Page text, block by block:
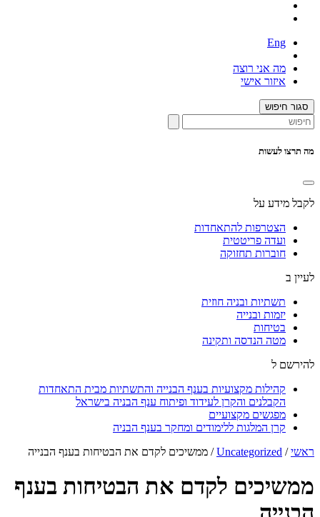
Eng
מה אני רוצה
איזור אישי
סגור חיפוש
מה תרצו לעשות
לקבל מידע על
הצטרפות להתאחדות
ועדה פריטטית
חוברות תחזוקה
לעיין ב
תשתיות ובניה חוזית
יזמות ובנייה
בטיחות
מטה הנדסה ותקינה
להירשם ל
קהילות מקצועיות בענף הבנייה והתשתיות מבית התאחדות
הקבלנים והקרן לעידוד ופיתוח ענף הבניה בישראל
מפגשים מקצועיים
קרן המלגות ללימודים ומחקר בענף הבניה
ראשי/
Uncategorized
/ ממשיכים לקדם את הבטיחות בענף הבנייה
ממשיכים לקדם את הבטיחות בענף